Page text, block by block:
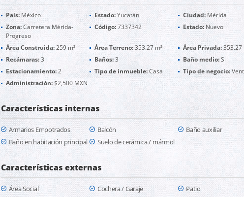
País:México Estado:Yucatán Ciudad:Mérida
Zona:Carretera Mérida-
Progreso
Código:7337342 Estado:Nuevo
Área Construida:259 m² Área Terreno:353.27 m² Área Privada:353.27
Recámaras:3 Baños:3 Baño medio:Si
Estacionamiento:2 Tipo de inmueble:Casa Tipo de negocio:
Administración:$2,500 MXN
Características internas
Armarios Empotrados Balcón
Baño auxiliar
Baño en habitación principal
Suelo de cerámica / mármol
Características externas
Área Social Cochera / Garaje
Patio